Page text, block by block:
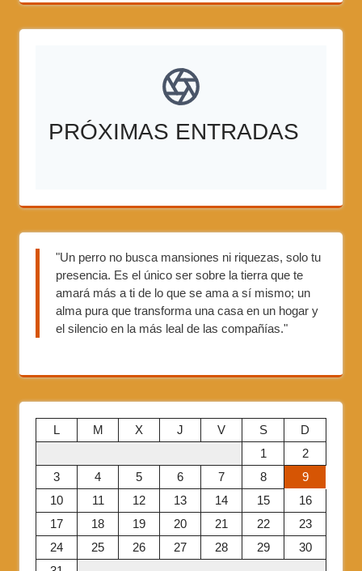
PRÓXIMAS ENTRADAS
"Un perro no busca mansiones ni riquezas, solo tu
presencia. Es el único ser sobre la tierra que te
amará más a ti de lo que se ama a sí mismo; un
alma pura que transforma una casa en un hogar y
el silencio en la más leal de las compañías."
L M X J V S
D
1
2
3
4 5 6 7 8
9
10
11 12 13 14 15
16
17
18 19 20 21 22
23
24
25 26 27 28 29
30